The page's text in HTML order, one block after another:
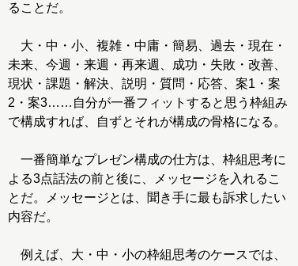
ることだ。
大・中・小、複雑・中庸・簡易、過去・現在・
未来、今週・来週・再来週、成功・失敗・改善、
現状・課題・解決、説明・質問・応答、案1・案
2・案3……自分が一番フィットすると思う枠組み
で構成すれば、自ずとそれが構成の骨格になる。
一番簡単なプレゼン構成の仕方は、枠組思考に
よる3点話法の前と後に、メッセージを入れるこ
とだ。メッセージとは、聞き手に最も訴求したい
内容だ。
例えば、大・中・小の枠組思考のケースでは、